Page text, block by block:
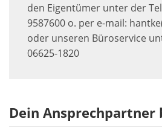
den Eigentümer unter der
9587600 o. per e-mail:
oder unseren Büroservice
06625-1820
Dein Ansprechpartner